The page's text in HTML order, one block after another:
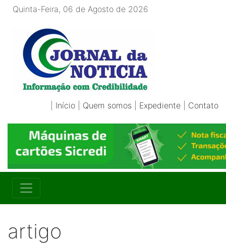
Quinta-Feira, 06 de Agosto de 2026
Início Quem somos Expediente Contato
artigo